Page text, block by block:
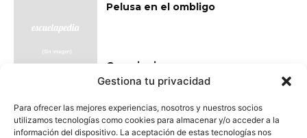
Gestiona tu privacidad
Para ofrecer las mejores experiencias, nosotros y nuestros socios
utilizamos tecnologías como cookies para almacenar y/o acceder a la
información del dispositivo. La aceptación de estas tecnologías nos
Pelusa en el ombligo
Creacionismo
Antropología